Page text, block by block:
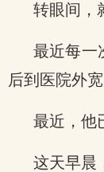
转眼间，
最近每一
后到医院外
最近，他
这天早晨